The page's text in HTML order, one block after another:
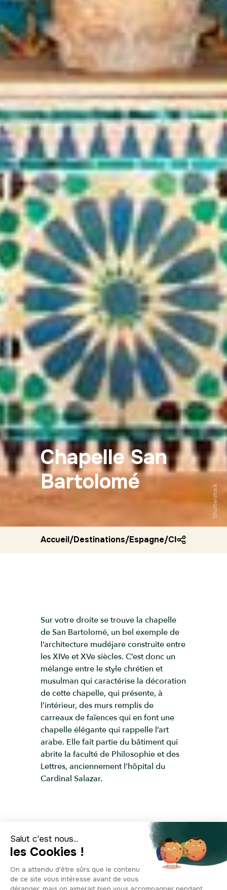
Chapelle San
Bartolomé
Shutterstock
Accueil/Destinations/Espagne/Chapelle san
Sur votre droite se trouve la chapelle
de San Bartolomé, un bel exemple de
l’architecture mudéjare construite entre
les XIVe et XVe siècles. C’est donc un
mélange entre le style chrétien et
musulman qui caractérise la décoration
de cette chapelle, qui présente, à
l’intérieur, des murs remplis de
carreaux de faïences qui en font une
chapelle élégante qui rappelle l’art
arabe. Elle fait partie du bâtiment qui
abrite la faculté de Philosophie et des
Lettres, anciennement l’hôpital du
Cardinal Salazar.